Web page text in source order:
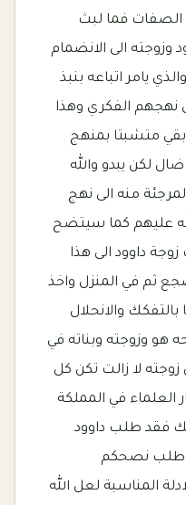
الصفات فما لبث
وزوجته الى الانضمام
يامر اتباعه بنبذ
نهجهم الفكري وهذا
بقي متشبتا بمنهج
لكن يبدو والله
منه الى نهج
عليهم كما سيتضح
داوود الى هذا
ثم في المنزل واخذ
بالتفكك والانحلال
هو وزوجته وبناته في
زوجته لا زالت تكن كل
العلماء في المملكة
فقد طلب داوود
وطلب نصحكم
المناسبة لعل الله